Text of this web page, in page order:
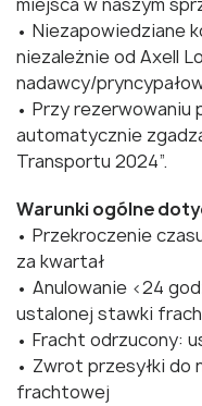
• Niezapowiedziane
niezależnie od Axell
nadawcy/
• Przy rezerwowaniu
automatycznie
Transportu 2024”.
Warunki ogólne
• Przekroczenie
za kwartał
• Anulowanie <24
ustalonej stawki
• Fracht odrzucony:
• Zwrot przesyłki do
frachtowej